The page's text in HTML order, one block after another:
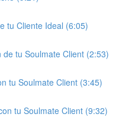
tu Cliente Ideal (6:05)
tu Soulmate Client (2:53)
tu Soulmate Client (3:45)
tu Soulmate Client (9:32)